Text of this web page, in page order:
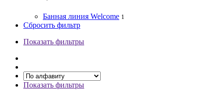
Банная линия Welcome 1
Сбросить фильтр
Показать фильтры
Показать фильтры